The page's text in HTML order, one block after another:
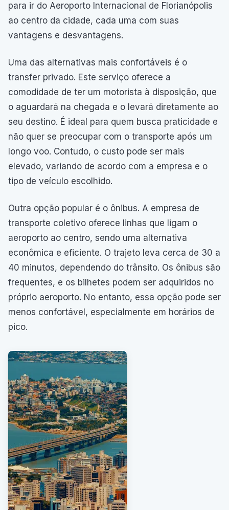
para ir do Aeroporto Internacional de Florianópolis
ao centro da cidade, cada uma com suas
vantagens e desvantagens.
Uma das alternativas mais confortáveis é o
transfer privado. Este serviço oferece a
comodidade de ter um motorista à disposição, que
o aguardará na chegada e o levará diretamente ao
seu destino. É ideal para quem busca praticidade e
não quer se preocupar com o transporte após um
longo voo. Contudo, o custo pode ser mais
elevado, variando de acordo com a empresa e o
tipo de veículo escolhido.
Outra opção popular é o ônibus. A empresa de
transporte coletivo oferece linhas que ligam o
aeroporto ao centro, sendo uma alternativa
econômica e eficiente. O trajeto leva cerca de 30 a
40 minutos, dependendo do trânsito. Os ônibus são
frequentes, e os bilhetes podem ser adquiridos no
próprio aeroporto. No entanto, essa opção pode ser
menos confortável, especialmente em horários de
pico.